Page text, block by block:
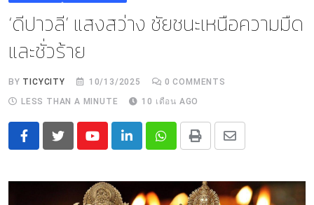
‘ดีปาวลี’ แสงสว่าง ชัยชนะเหนือความมืด
และชั่วร้าย
BY TICYCITY 10/13/2025 0 COMMENTS
LESS THAN A MINUTE
10 เดือน AGO
YoutubeLinkedInWhatsapp
Print
Share
Email